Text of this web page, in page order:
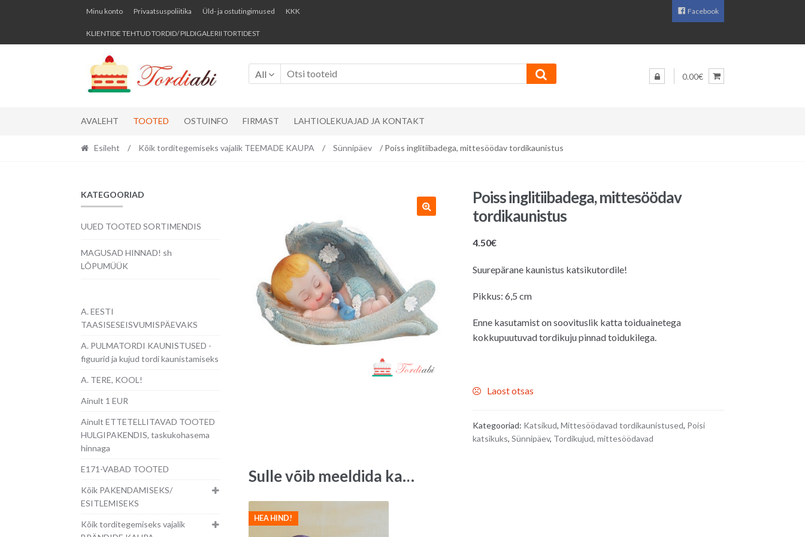
Skip
navigation
Skip
content
Minu konto Privaatsuspoliitika Üld- ja ostutingimused KKK
KLIENTIDE TEHTUD TORDID/ PILDIGALERII TORTIDEST
Facebook
All 0.00€
AVALEHT TOOTED OSTUINFO FIRMAST LAHTIOLEKUAJAD JA KONTAKT
Esileht / Kõik torditegemiseks vajalik TEEMADE KAUPA / Sünnipäev / Poiss inglitiibadega, mittesöödav tordikaunistus
Poiss inglitiibadega, mittesöödav
tordikaunistus
4.50€
Suurepärane kaunistus katsikutordile!
Pikkus: 6,5 cm
Enne kasutamist on soovituslik katta toiduainetega
kokkupuutuvad tordikuju pinnad toidukilega.
Laost otsas
Kategooriad: Katsikud, Mittesöödavad tordikaunistused, Poisi
katsikuks, Sünnipäev, Tordikujud, mittesöödavad
Sulle võib meeldida ka…
HEA HIND!
KATEGOORIAD
UUED TOOTED SORTIMENDIS
MAGUSAD HINNAD! sh
LÕPUMÜÜK
A. EESTI
TAASISESEISVUMISPÄEVAKS
A. PULMATORDI KAUNISTUSED -
figuurid ja kujud tordi kaunistamiseks
A. TERE, KOOL!
Ainult 1 EUR
Ainult ETTETELLITAVAD TOOTED
HULGIPAKENDIS, taskukohasema
hinnaga
E171-VABAD TOOTED
Kõik PAKENDAMISEKS/
ESITLEMISEKS
Kõik torditegemiseks vajalik